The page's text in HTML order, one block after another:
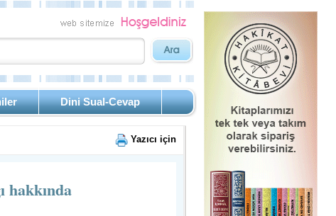
Dini Sual-Cevap
Yazıcı için
hakkında